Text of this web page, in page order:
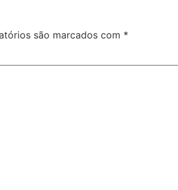
são marcados com *